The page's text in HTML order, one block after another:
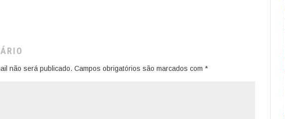
não será publicado. Campos obrigatórios são marcados com *